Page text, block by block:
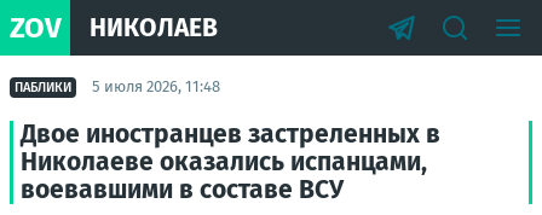
ZOV НИКОЛАЕВ
ПАБЛИКИ 5 июля 2026, 11:48
Двое иностранцев застреленных в
Николаеве оказались испанцами,
воевавшими в составе ВСУ